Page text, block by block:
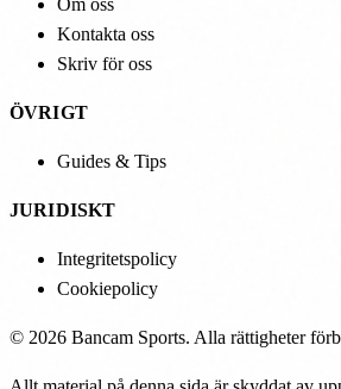
Om oss
Kontakta oss
Skriv för oss
ÖVRIGT
Guides & Tips
JURIDISKT
Integritetspolicy
Cookiepolicy
© 2026 Bancam Sports. Alla rättigheter